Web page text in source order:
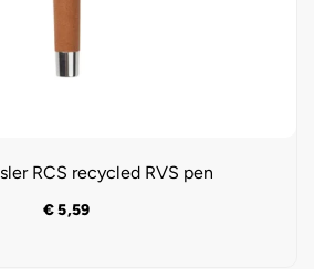
RCS recycled RVS pen
€5,59